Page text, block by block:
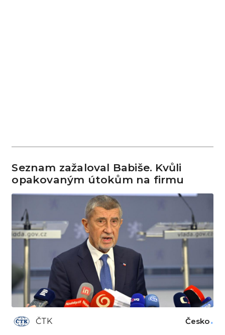
Seznam zažaloval Babiše. Kvůli
opakovaným útokům na firmu
ČTK Česko